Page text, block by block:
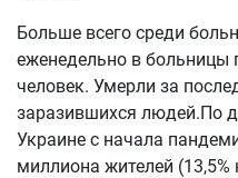
Больше всего среди
еженедельно в больницы
человек. Умерли за
заразившихся людей.По
Украине с начала
миллиона жителей (13,5%